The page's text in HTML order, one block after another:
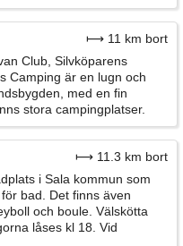
⟼ 11 km bort
Club, Silvköparens
Camping är en lugn och
med en fin
stora campingplatser.
⟼ 11.3 km bort
i Sala kommun som
bad. Det finns även
och boule. Välskötta
låses kl 18. Vid